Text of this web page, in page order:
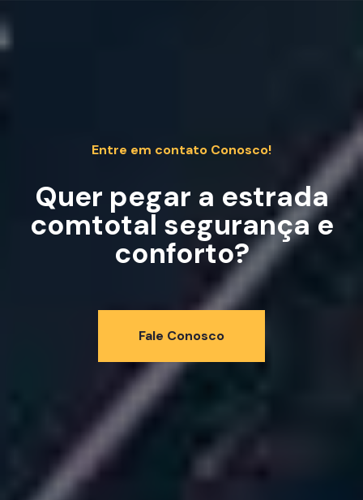
Entre em contato Conosco!
Quer pegar a estrada
comtotal segurança e
conforto?
Fale Conosco